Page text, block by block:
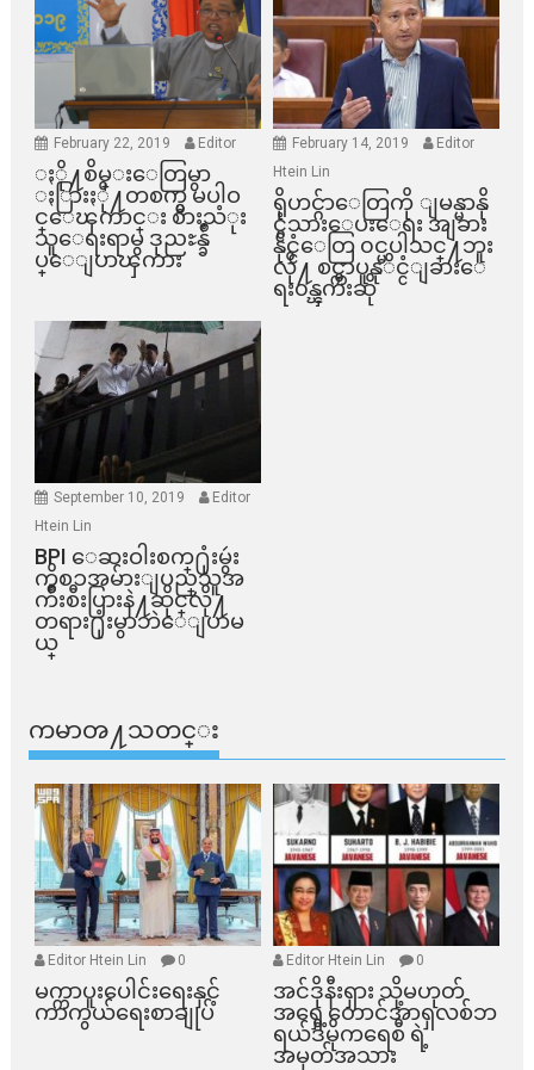
February 22, 2019 Editor
ႏို႔စိမ္းေတြမွာ
ႏြားႏို႔တစက္မွ မပါဝ
င္ေၾကာင္း စားသံုး
သူေရးရာမွ ဒုညႊန္ခ်ဳ
ပ္ေျပာၾကား
February 14, 2019
Editor
Htein Lin
ရိုဟင္ဂ်ာေတြကို ျမန္မာနို
င္ငံသားေပးေရး အျခား
နိုင္ငံေတြ ၀င္မပါသင္႔ဘူး
လို႔ စင္ကာပူနုိင္ငံျခားေ
ရး၀န္ၾကီးဆို
September 10, 2019
Editor
Htein Lin
BPI ​ေဆးဝါးစက္​႐ုံးမွဴး
ကိစၥအမ်ားျပည္​သူအ
က်ိဳးစီးပြားနဲ႔ဆိုင္​လို႔
တရား႐ုံးမွာဘဲေျပာမ
ယ္​
ကမာၻ႔သတင္း
Editor Htein Lin 0
မက္ကာပူးပေါင်းရေးနှင့်
ကာကွယ်ရေးစာချုပ်
Editor Htein Lin 0
အင်ဒိုနီးရှား သို့မဟုတ်
အရှေ့တောင်အာရှလစ်ဘ
ရယ်ဒီမိုကရေစီ ရဲ့
အမှတ်အသား